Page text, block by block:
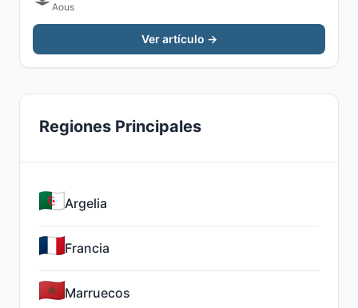
Aous
Ver artículo →
Regiones Principales
Argelia
Francia
Marruecos